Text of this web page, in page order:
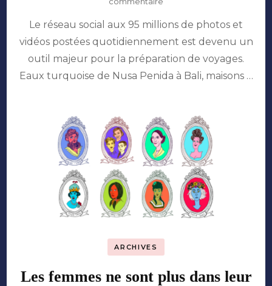
:
simple
postale
ou
voyage
?
Le réseau social aux 95 millions de photos et
vidéos postées quotidiennement est devenu un
outil majeur pour la préparation de voyages.
Eaux turquoise de Nusa Penida à Bali, maisons …
ARCHIVES
Les femmes ne sont plus dans leur